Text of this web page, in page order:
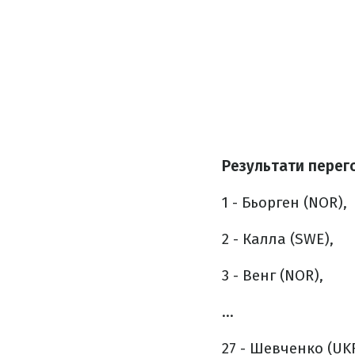
Результати
1 - Бьорген (NOR),
2 - Калла (SWE),
3 - Венг (NOR),
...
27 - Шевченко